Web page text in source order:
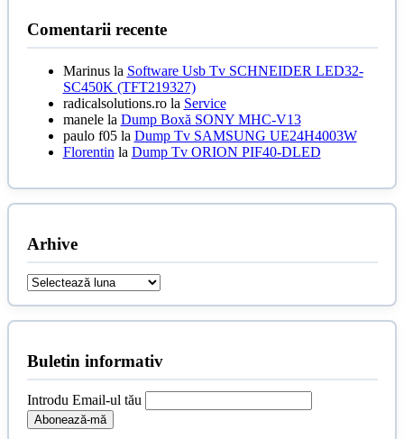
Comentarii recente
Marinusla Software Usb Tv SCHNEIDER LED32-
SC450K (TFT219327)
radicalsolutions.rola Service
manelela Dump Boxă SONY MHC-V13
paulo f05la Dump Tv SAMSUNG UE24H4003W
Florentin la Dump Tv ORION PIF40-DLED
Arhive
Arhive
Buletin informativ
Introdu Email-ul tău